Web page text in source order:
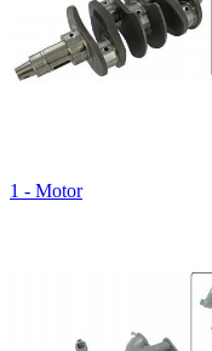
1 - Motor